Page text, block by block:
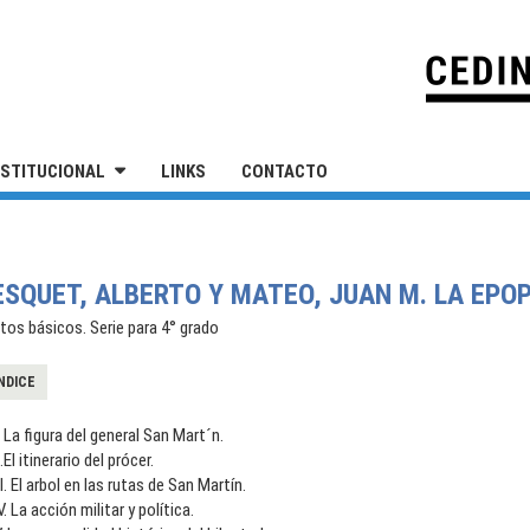
LINKS CONTACTO
ALBERTO Y MATEO, JUAN M. LA
básicos. Serie para 4° grado
La figura del general San Mart´n.
itinerario del prócer.
El arbol en las rutas de San Martín.
La acción militar y política.